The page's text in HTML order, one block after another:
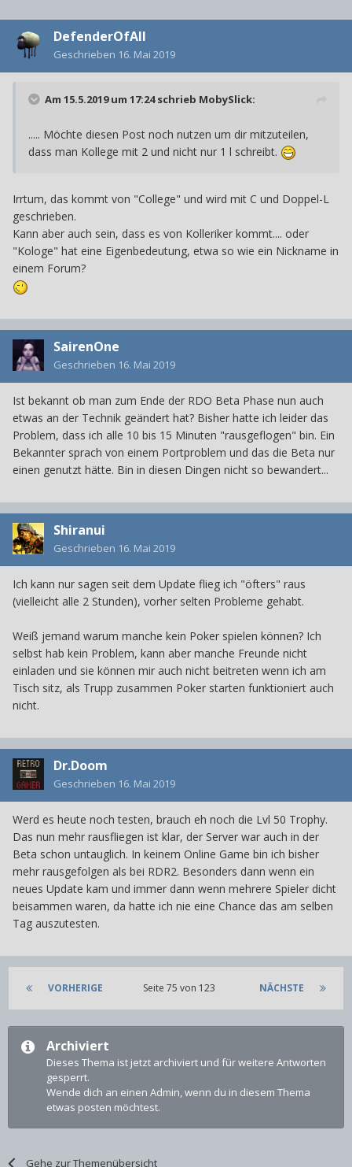
DefenderOfAll
Geschrieben 16. Mai 2019
Am 15.5.2019 um 17:24 schrieb MobySlick:
..... Möchte diesen Post noch nutzen um dir mitzuteilen,
dass man Kollege mit 2 und nicht nur 1 l schreibt.
Irrtum, das kommt von "College" und wird mit C und Doppel-L
geschrieben.
Kann aber auch sein, dass es von Kolleriker kommt.... oder
"Kologe" hat eine Eigenbedeutung, etwa so wie ein Nickname in
einem Forum?
SairenOne
Geschrieben 16. Mai 2019
Ist bekannt ob man zum Ende der RDO Beta Phase nun auch
etwas an der Technik geändert hat? Bisher hatte ich leider das
Problem, dass ich alle 10 bis 15 Minuten "rausgeflogen" bin. Ein
Bekannter sprach von einem Portproblem und das die Beta nur
einen genutzt hätte. Bin in diesen Dingen nicht so bewandert...
Shiranui
Geschrieben 16. Mai 2019
Ich kann nur sagen seit dem Update flieg ich "öfters" raus
(vielleicht alle 2 Stunden), vorher selten Probleme gehabt.
Weiß jemand warum manche kein Poker spielen können? Ich
selbst hab kein Problem, kann aber manche Freunde nicht
einladen und sie können mir auch nicht beitreten wenn ich am
Tisch sitz, als Trupp zusammen Poker starten funktioniert auch
nicht.
Dr.Doom
Geschrieben 16. Mai 2019
Werd es heute noch testen, brauch eh noch die Lvl 50 Trophy.
Das nun mehr rausfliegen ist klar, der Server war auch in der
Beta schon untauglich. In keinem Online Game bin ich bisher
mehr rausgefolgen als bei RDR2. Besonders dann wenn ein
neues Update kam und immer dann wenn mehrere Spieler dicht
beisammen waren, da hatte ich nie eine Chance das am selben
Tag auszutesten.
VORHERIGE NÄCHSTE
Seite 75 von 123
Archiviert
Dieses Thema ist jetzt archiviert und für weitere Antworten
gesperrt.
Wende dich an einen Admin, wenn du in diesem Thema
etwas posten möchtest.
Gehe zur Themenübersicht